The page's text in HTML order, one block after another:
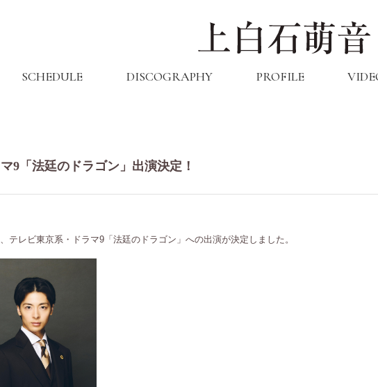
SCHEDULE DISCOGRAPHY PROFILE
9「法廷のドラゴン」出演決定！
テレビ東京系・ドラマ9「法廷のドラゴン」への出演が決定しました。